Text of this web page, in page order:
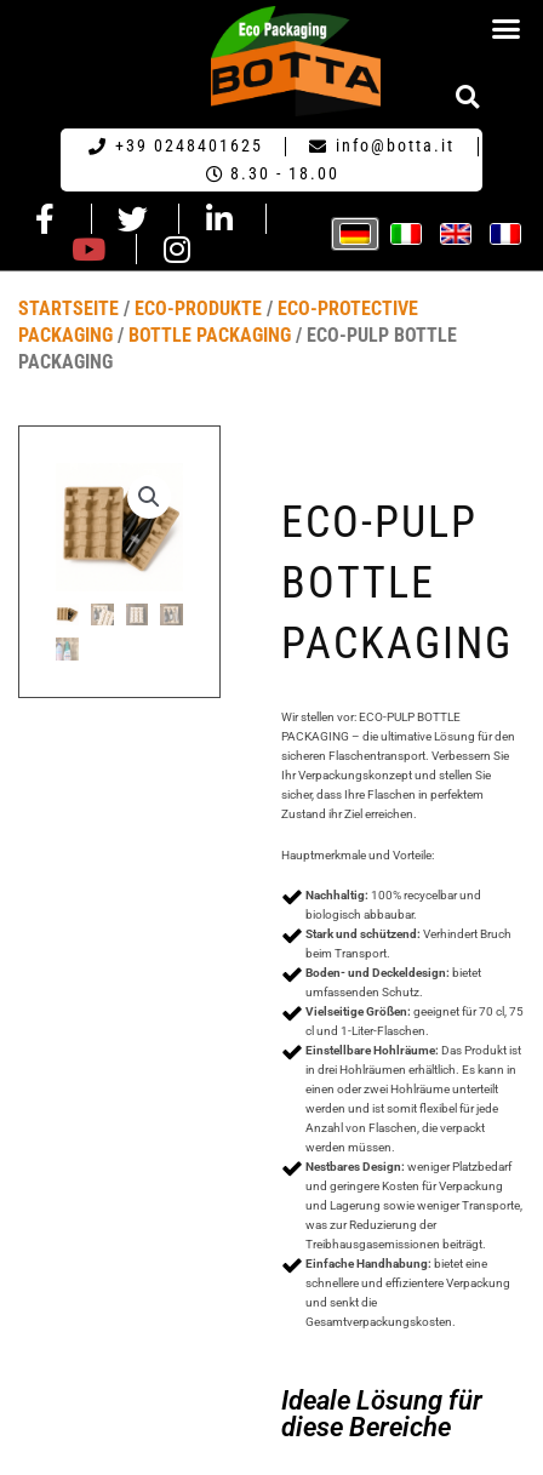
+39 0248401625
info@botta.it
8.30 - 18.00
STARTSEITE / ECO-PRODUKTE / ECO-PROTECTIVE
PACKAGING / BOTTLE PACKAGING / ECO-PULP BOTTLE
PACKAGING
ECO-PULP
BOTTLE
PACKAGING
Wir stellen vor: ECO-PULP BOTTLE
PACKAGING – die ultimative Lösung für den
sicheren Flaschentransport. Verbessern Sie
Ihr Verpackungskonzept und stellen Sie
sicher, dass Ihre Flaschen in perfektem
Zustand ihr Ziel erreichen.
Hauptmerkmale und Vorteile:
Nachhaltig: 100% recycelbar und
biologisch abbaubar.
Stark und schützend: Verhindert Bruch
beim Transport.
Boden- und Deckeldesign: bietet
umfassenden Schutz.
Vielseitige Größen: geeignet für 70 cl, 75
cl und 1-Liter-Flaschen.
Einstellbare Hohlräume: Das Produkt ist
in drei Hohlräumen erhältlich. Es kann in
einen oder zwei Hohlräume unterteilt
werden und ist somit flexibel für jede
Anzahl von Flaschen, die verpackt
werden müssen.
Nestbares Design: weniger Platzbedarf
und geringere Kosten für Verpackung
und Lagerung sowie weniger Transporte,
was zur Reduzierung der
Treibhausgasemissionen beiträgt.
Einfache Handhabung: bietet eine
schnellere und effizientere Verpackung
und senkt die
Gesamtverpackungskosten.
Ideale Lösung für
diese Bereiche